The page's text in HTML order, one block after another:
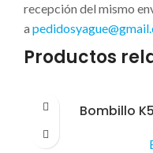
recepción del mismo
a
Productos
Bombillo